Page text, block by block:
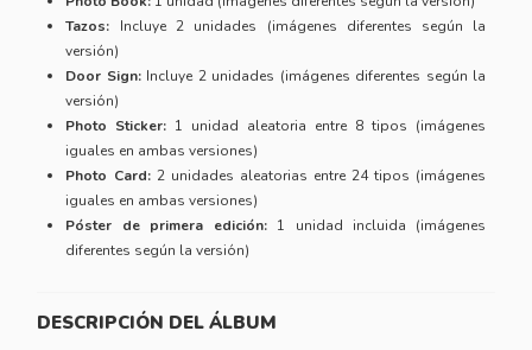
Tazos: Incluye 2 unidades (imágenes diferentes según la
versión)
Door Sign:Incluye 2 unidades (imágenes diferentes según la
versión)
Photo Sticker: 1 unidad aleatoria entre 8 tipos (imágenes
iguales en ambas versiones)
Photo Card:2 unidades aleatorias entre 24 tipos (imágenes
iguales en ambas versiones)
Póster de primera edición:1 unidad incluida (imágenes
diferentes según la versión)
DESCRIPCIÓN DEL ÁLBUM